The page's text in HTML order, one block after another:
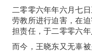
二零零六年年六月七
劳教所进行迫害，在
担责任，于二零零六
而今，王晓东又无辜被